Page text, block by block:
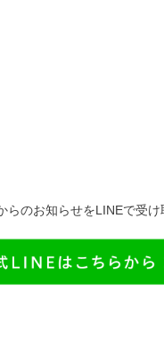
らのお知らせをLINEで受け